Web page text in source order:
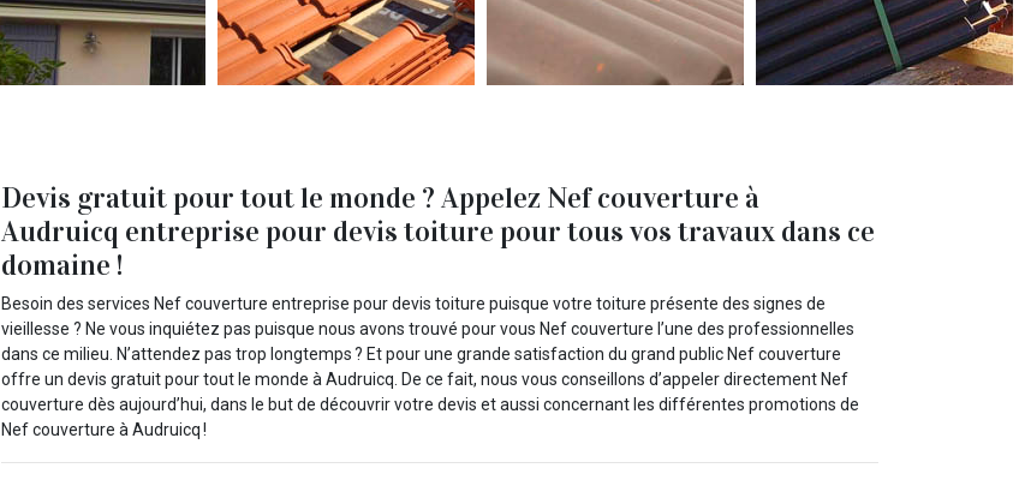
Devis gratuit pour tout le monde ? Appelez Nef couverture à
Audruicq entreprise pour devis toiture pour tous vos travaux dans ce
domaine !
Besoin des services Nef couverture entreprise pour devis toiture puisque votre toiture présente des signes de
vieillesse ? Ne vous inquiétez pas puisque nous avons trouvé pour vous Nef couverture l’une des professionnelles
dans ce milieu. N’attendez pas trop longtemps ? Et pour une grande satisfaction du grand public Nef couverture
offre un devis gratuit pour tout le monde à Audruicq. De ce fait, nous vous conseillons d’appeler directement Nef
couverture dès aujourd’hui, dans le but de découvrir votre devis et aussi concernant les différentes promotions de
Nef couverture à Audruicq !